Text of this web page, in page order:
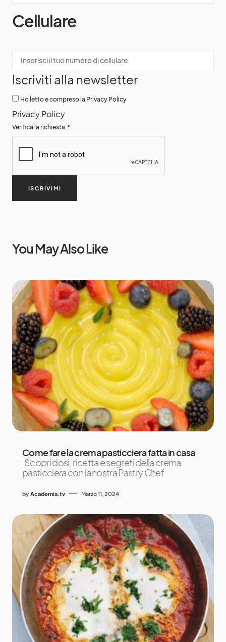
Cellulare
Iscriviti alla newsletter
Ho letto e compreso la Privacy Policy
Privacy Policy
Verifica la richiesta.*
ISCRIVIMI
You May Also Like
Come fare la crema pasticciera fatta in casa
Scopri dosi, ricetta e segreti della crema
pasticciera con la nostra Pastry Chef
by Academia.tv Marzo 11, 2024